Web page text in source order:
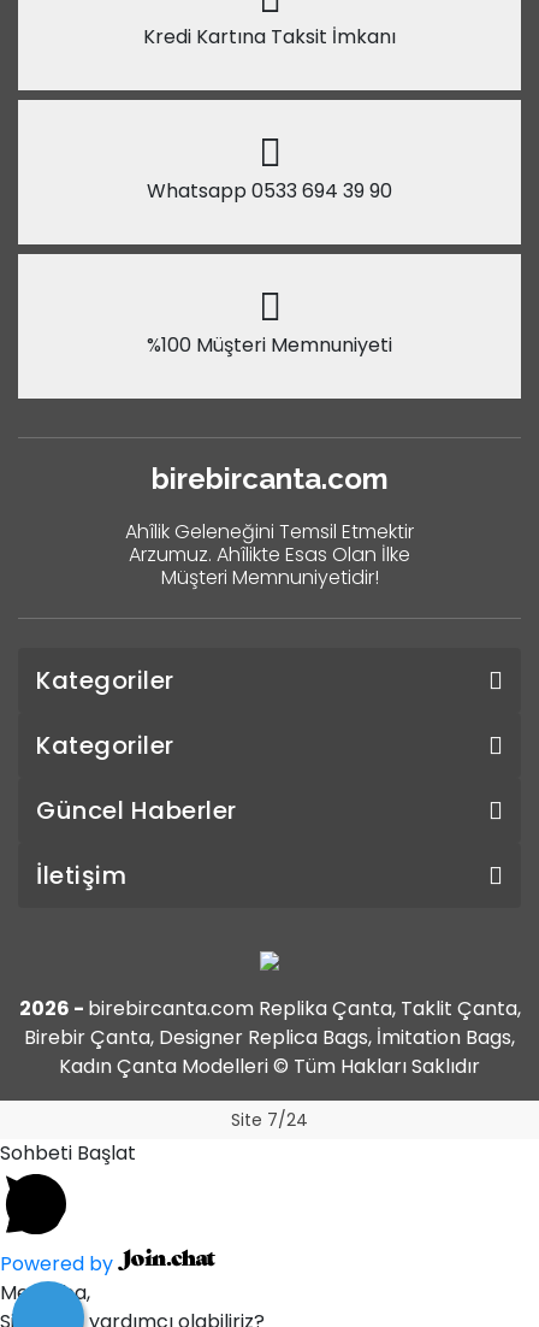
Kredi Kartına Taksit İmkanı
Whatsapp 0533 694 39 90
%100 Müşteri Memnuniyeti
birebircanta.com
Ahîlik Geleneğini Temsil Etmektir
Arzumuz. Ahîlikte Esas Olan İlke
Müşteri Memnuniyetidir!
Kategoriler
Kategoriler
Güncel Haberler
İletişim
2026 - birebircanta.com Replika Çanta, Taklit Çanta,
Birebir Çanta, Designer Replica Bags, İmitation Bags,
Kadın Çanta Modelleri © Tüm Hakları Saklıdır
Site 7/24
Sohbeti Başlat
Powered by
Merhaba,
Size nasıl yardımcı olabiliriz?